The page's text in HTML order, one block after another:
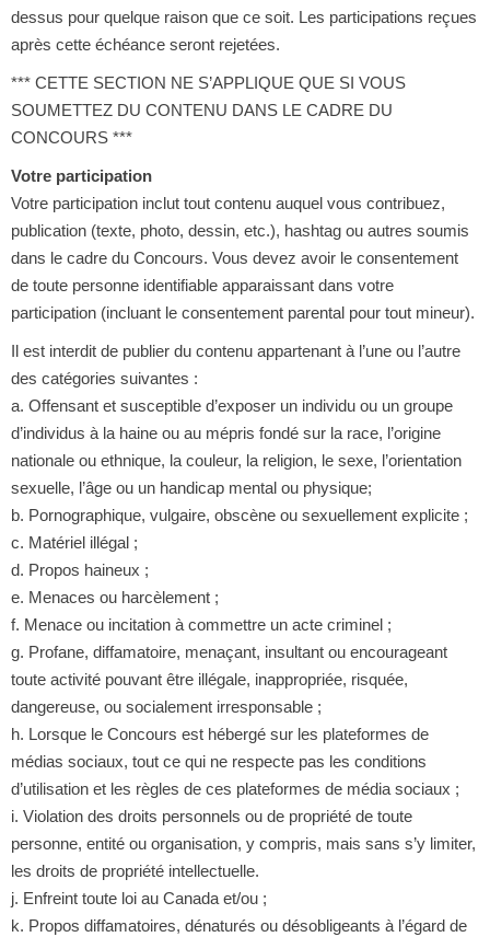
dessus pour quelque raison que ce soit. Les participations reçues
après cette échéance seront rejetées.
*** CETTE SECTION NE S’APPLIQUE QUE SI VOUS
SOUMETTEZ DU CONTENU DANS LE CADRE DU
CONCOURS ***
Votre participation
Votre participation inclut tout contenu auquel vous contribuez,
publication (texte, photo, dessin, etc.), hashtag ou autres soumis
dans le cadre du Concours. Vous devez avoir le consentement
de toute personne identifiable apparaissant dans votre
participation (incluant le consentement parental pour tout mineur).
Il est interdit de publier du contenu appartenant à l’une ou l’autre
des catégories suivantes :
a. Offensant et susceptible d’exposer un individu ou un groupe
d’individus à la haine ou au mépris fondé sur la race, l’origine
nationale ou ethnique, la couleur, la religion, le sexe, l’orientation
sexuelle, l’âge ou un handicap mental ou physique;
b. Pornographique, vulgaire, obscène ou sexuellement explicite ;
c. Matériel illégal ;
d. Propos haineux ;
e. Menaces ou harcèlement ;
f. Menace ou incitation à commettre un acte criminel ;
g. Profane, diffamatoire, menaçant, insultant ou encourageant
toute activité pouvant être illégale, inappropriée, risquée,
dangereuse, ou socialement irresponsable ;
h. Lorsque le Concours est hébergé sur les plateformes de
médias sociaux, tout ce qui ne respecte pas les conditions
d’utilisation et les règles de ces plateformes de média sociaux ;
i. Violation des droits personnels ou de propriété de toute
personne, entité ou organisation, y compris, mais sans s’y limiter,
les droits de propriété intellectuelle.
j. Enfreint toute loi au Canada et/ou ;
k. Propos diffamatoires, dénaturés ou désobligeants à l’égard de